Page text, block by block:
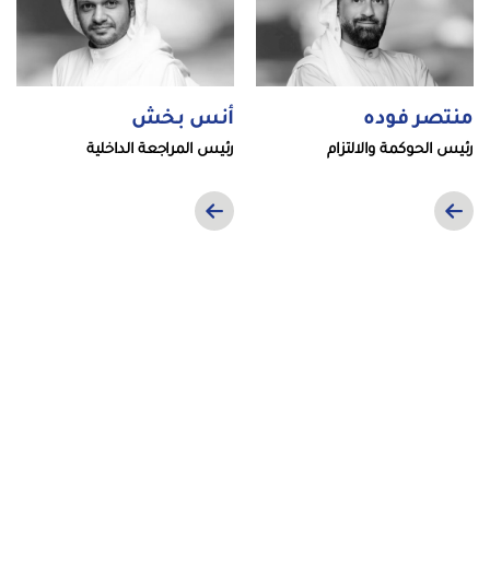
منتصر فوده
رئيس الحوكمة والالتزام
أنس بخش
رئيس المراجعة الداخلية